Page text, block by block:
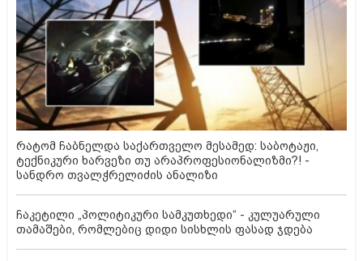
რატომ ჩაბნელდა საქართველო მესამედ: საბოტაჟი,
ტექნიკური ხარვეზი თუ არაპროფესიონალიზმი?! -
სანდრო თვალჭრელიძის ანალიზი
ჩაკეტილი „პოლიტიკური სამკუთხედი“ - კულუარული
თამაშები, რომლებიც დიდი სისხლის ფასად ჯდება